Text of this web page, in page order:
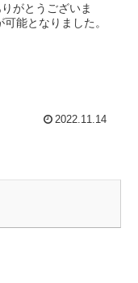
がとうございま
能となりました。
2022.11.14